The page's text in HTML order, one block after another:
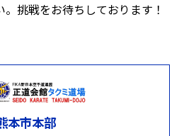
挑戦をお待ちしております！
本市本部